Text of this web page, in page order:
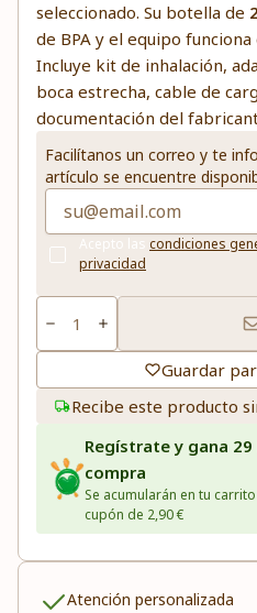
seleccionado. Su botella de
de BPA y el equipo
Incluye kit de inhalación,
boca estrecha, cable de
documentación del
Facilítanos un correo y te
artículo se encuentre
Acepto las condiciones
privacidad
Guardar
Recibe este producto
Regístrate y gana 29
compra
Se acumularán en tu
cupón de 2,90 €
Atención personalizada